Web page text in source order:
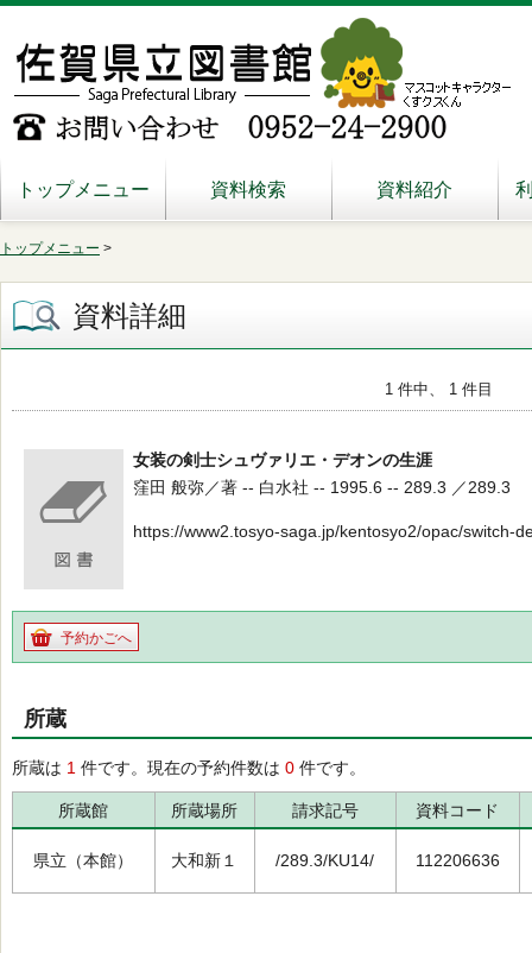
トップメニュー 資料検索 資料紹介
トップメニュー >
資料詳細
1 件中、 1 件目
女装の剣士シュヴァリエ・デオンの生涯
窪田 般弥／著 -- 白水社 -- 1995.6 -- 289.3 ／289.3
https://www2.tosyo-saga.jp/kentosyo2/opac/switch-
予約かごへ
所蔵
所蔵は 1 件です。現在の予約件数は 0 件です。
所蔵館 所蔵場所 請求記号 資料コード
県立（本館） 大和新１ /289.3/KU14/ 112206636